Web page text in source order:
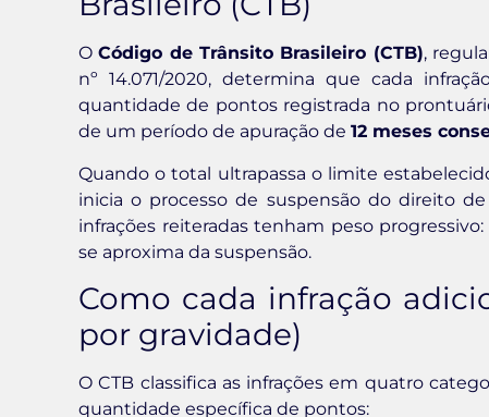
OCódigo de Trânsito Brasileiro (CTB),
nº 14.071/2020, determina que cada
quantidade de pontos registrada no
de um período de apuração de 12 meses
Quando o total ultrapassa o limite
inicia o processo de suspensão do direito
infrações reiteradas tenham peso
se aproxima da suspensão.
Como cada infração
por gravidade)
O CTB classifica as infrações em quatro
quantidade específica de pontos: